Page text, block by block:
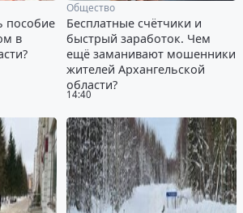
пособие
в
14:40
Общество
Бесплатные счётчики и
быстрый заработок. Чем
ещё заманивают мошенники
жителей Архангельской
области?